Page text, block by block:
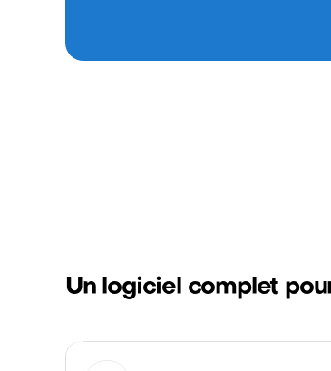
Un logiciel complet